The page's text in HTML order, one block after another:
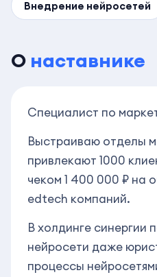
Внедрение нейросетей
О наставнике
Специалист по
Выстраиваю отделы
привлекают 1000
чеком 1 400 000 ₽ на
edtech компаний.
В холдинге синергии
нейросети даже
процессы